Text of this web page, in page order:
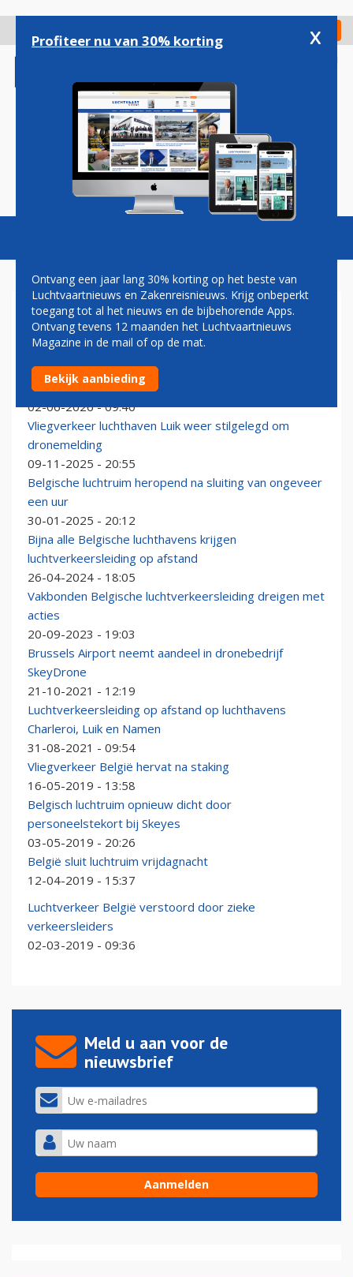
gaan
Check in
Magazine Podcasts Vacatures
SKEYES
Vluchtuitval op Belgische luchthavens door staking
luchtverkeersleiders
02-06-2026 - 09:40
Vliegverkeer luchthaven Luik weer stilgelegd om
dronemelding
09-11-2025 - 20:55
Belgische luchtruim heropend na sluiting van ongeveer
een uur
30-01-2025 - 20:12
Bijna alle Belgische luchthavens krijgen
luchtverkeersleiding op afstand
26-04-2024 - 18:05
Vakbonden Belgische luchtverkeersleiding dreigen met
acties
20-09-2023 - 19:03
Brussels Airport neemt aandeel in dronebedrijf
SkeyDrone
21-10-2021 - 12:19
Luchtverkeersleiding op afstand op luchthavens
Charleroi, Luik en Namen
31-08-2021 - 09:54
Vliegverkeer België hervat na staking
16-05-2019 - 13:58
Belgisch luchtruim opnieuw dicht door
personeelstekort bij Skeyes
03-05-2019 - 20:26
België sluit luchtruim vrijdagnacht
12-04-2019 - 15:37
Luchtverkeer België verstoord door zieke
verkeersleiders
02-03-2019 - 09:36
Meld u aan voor de
nieuwsbrief
Profiteer nu van 30% korting x
Ontvang een jaar lang 30% korting op het beste van
Luchtvaartnieuws en Zakenreisnieuws. Krijg onbeperkt
toegang tot al het nieuws en de bijbehorende Apps.
Ontvang tevens 12 maanden het Luchtvaartnieuws
Magazine in de mail of op de mat.
Bekijk aanbieding